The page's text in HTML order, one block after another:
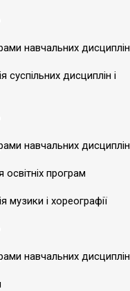
навчальних дисциплін
суспільних дисциплін і
навчальних дисциплін
програм
музики і хореографії
навчальних дисциплін